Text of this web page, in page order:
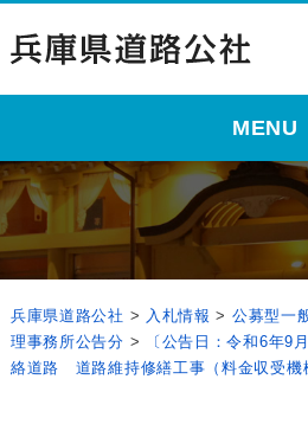
MENU
兵庫県道路公社 > 入札情報 > 公募型一
理事務所公告分 >
〔公告日：令和6年
絡道路 道路維持修繕工事（料金収受機